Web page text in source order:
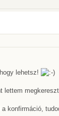
lehetsz!
lettem
konfirmáció,